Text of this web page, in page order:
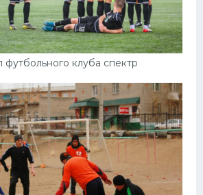
футбольного клуба спектр